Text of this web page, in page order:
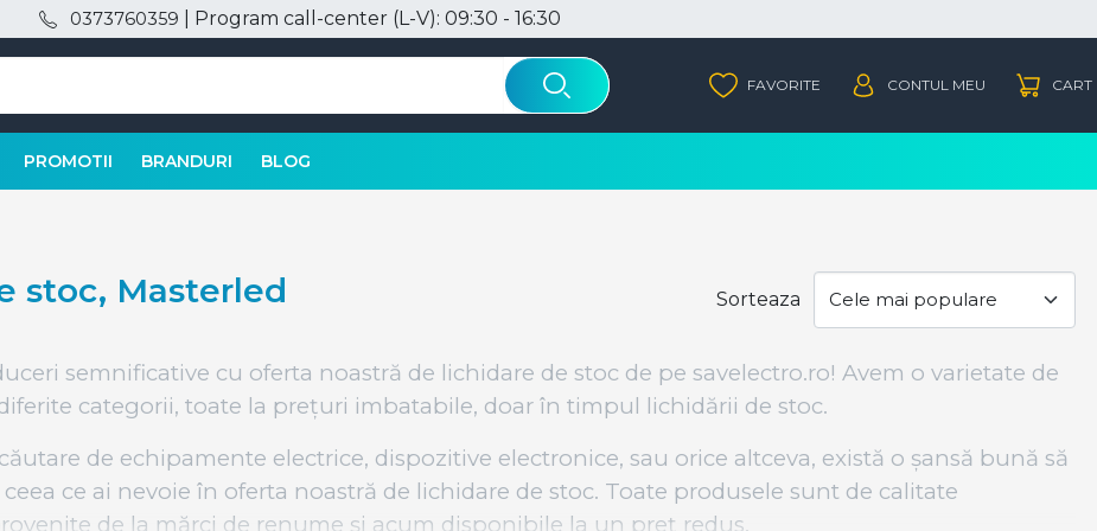
0373760359 | Program call-center (L-V): 09:30 - 16:30
PROMOTII BRANDURI BLOG
stoc, Masterled Sorteaza
semnificative cu oferta noastră de lichidare de stoc de pe savelectro.ro! Avem o varietate de
categorii, toate la prețuri imbatabile, doar în timpul lichidării de stoc.
de echipamente electrice, dispozitive electronice, sau orice altceva, există o șansă bună să
ce ai nevoie în oferta noastră de lichidare de stoc. Toate produsele sunt de calitate
de la mărci de renume și acum disponibile la un preț redus.